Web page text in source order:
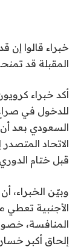
خبراء قالوا إن
المقبلة قد
أكد خبراء
للدخول في
السعودي بعد
قبل ختام
وبيّن الخبراء،
الأجنبية تعطي
المنافسة،
إلحاق أكبر